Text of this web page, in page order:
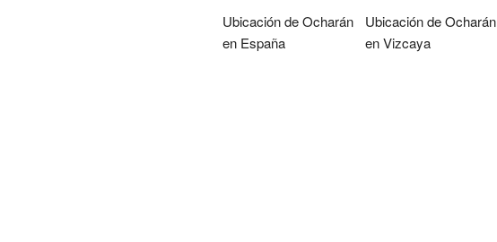
Ubicación de Ocharán
en España
Ubicación de Ocharán
en Vizcaya